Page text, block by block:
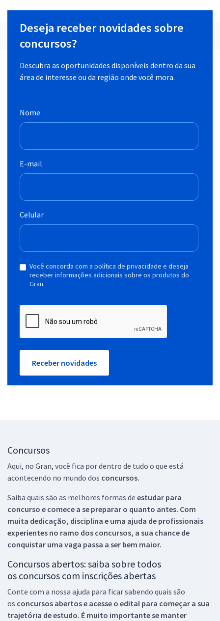
Deseja receber novidades sobre
concursos?
Descubra as oportunidades disponíveis dentro da sua
área de interesse ou da região onde você mora.
Nome
E-mail
Celular
Você concorda com a política de privacidade e deseja
receber informações adicionais sobre os produtos do
Gran.
Receber novidades
Concursos
Aqui, no Gran, você fica por dentro de tudo o que está
acontecendo no mundo dos concursos.
Saiba quais são as melhores formas de estudar para
concurso e comece a se preparar o quanto antes. Com
muita dedicação, disciplina e uma ajuda de profissionais
experientes no ramo dos concursos, a sua chance de
conquistar uma vaga passa a ser bem maior.
Concursos abertos: saiba sobre todos
os concursos com inscrições abertas
Conte com a nossa ajuda para ficar sabendo quais são
os concursos abertos e acesse o edital para começar a sua
trajetória de estudo. É muito importante se manter